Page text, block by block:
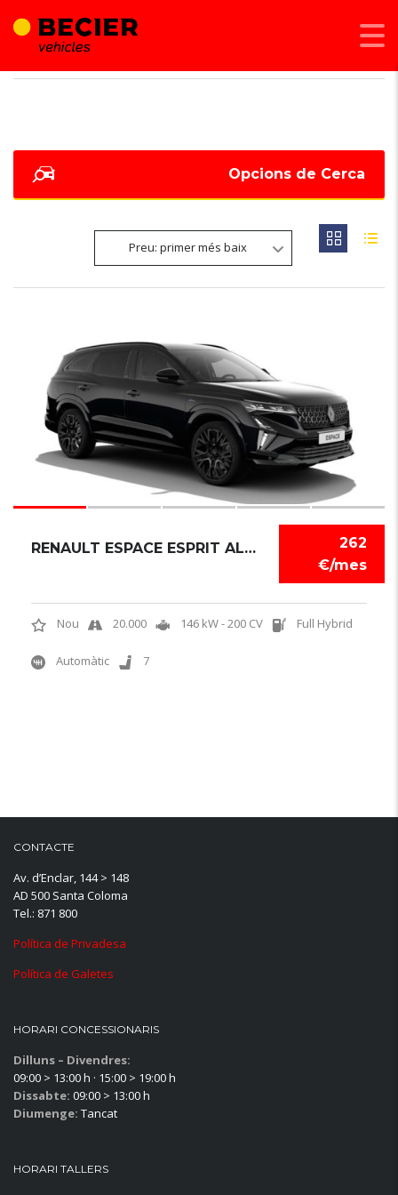
Opcions de Cerca
Preu: primer més baix
262
€/mes
RENAULT ESPACE ESPRIT ALPINE
Nou 20.000 146 kW - 200 CV Full Hybrid
Automàtic 7
CONTACTE
Av. d’Enclar, 144 > 148
AD 500 Santa Coloma
Tel.: 871 800
Política de Privadesa
Política de Galetes
HORARI CONCESSIONARIS
Dilluns – Divendres:
09:00 > 13:00 h · 15:00 > 19:00 h
Dissabte: 09:00 > 13:00 h
Diumenge: Tancat
HORARI TALLERS